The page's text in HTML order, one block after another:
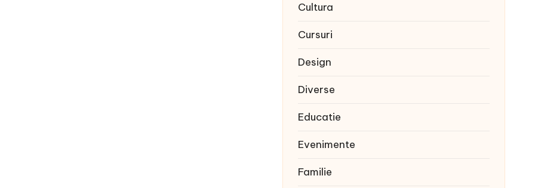
Cultura
Cursuri
Design
Diverse
Educatie
Evenimente
Familie